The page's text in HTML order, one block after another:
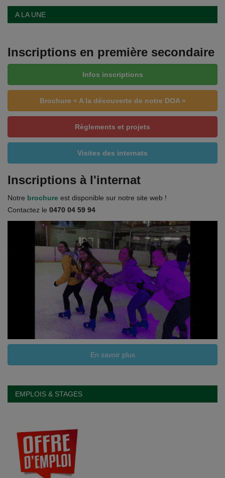
Contacts
A LA UNE
Inscriptions en première secondaire
Infos inscriptions
Brochure « A la découverte de notre DOA »
Règlements et projets
Visites des internats
Inscriptions à l'internat
Notre brochure est disponible sur notre site web !
Contactez le 0470 04 59 94
En savoir plus
EMPLOIS & STAGES